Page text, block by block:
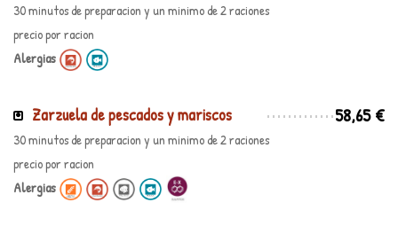
30 minutos de preparacion y un minimo de 2 raciones
precio por racion
Alergias
Zarzuela de pescados y mariscos 58,65 €
30 minutos de preparacion y un minimo de 2 raciones
precio por racion
Alergias